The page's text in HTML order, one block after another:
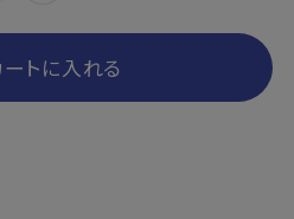
ートに入れる